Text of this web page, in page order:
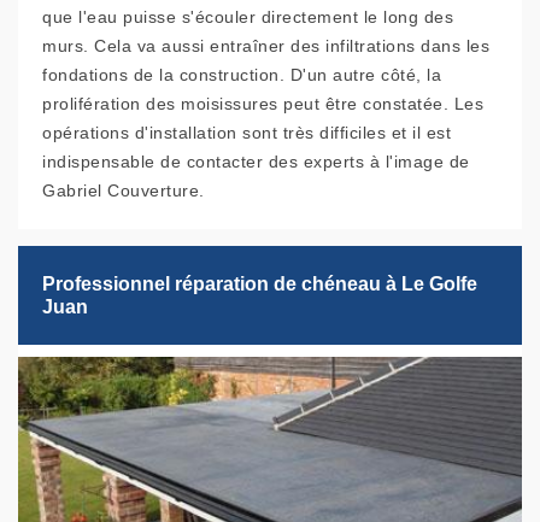
que l'eau puisse s'écouler directement le long des
murs. Cela va aussi entraîner des infiltrations dans les
fondations de la construction. D'un autre côté, la
prolifération des moisissures peut être constatée. Les
opérations d'installation sont très difficiles et il est
indispensable de contacter des experts à l'image de
Gabriel Couverture.
Professionnel réparation de chéneau à Le Golfe
Juan